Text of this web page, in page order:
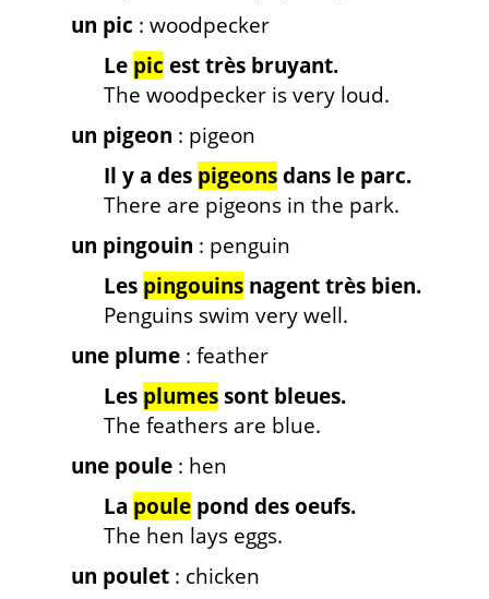
un pic : woodpecker
Le pic est très bruyant.
The woodpecker is very loud.
un pigeon : pigeon
Il y a des pigeonsdans le parc.
There are pigeons in the park.
un pingouin : penguin
Les pingouins nagent très bien.
Penguins swim very well.
une plume : feather
Les plumessont bleues.
The feathers are blue.
une poule : hen
La poule pond des oeufs.
The hen lays eggs.
un poulet : chicken